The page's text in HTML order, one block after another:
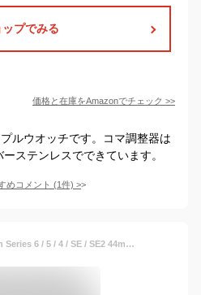
ップでみる
価格と在庫をAmazonでチェック >>
ルウオッチです。コマ調整器は
ステンレスでできています。
めコメント (1件) >
【Ringke】Apple Watch Series 6 / 5 / 4 / SE / SE2 44mm ケース ステンレス製 バンパー カスタム 保護 フレーム 簡単取り付け メタリック 超薄型 カバー 変色防止 アップルウォッチ ケース [Bezel Styling 44-43 Omega Rose Gold ローズゴールド]